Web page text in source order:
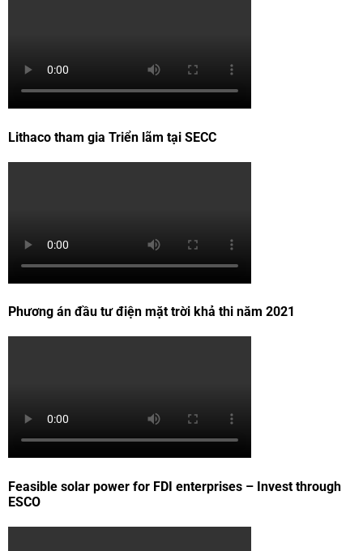
Lithaco tham gia Triển lãm tại SECC
Phương án đầu tư điện mặt trời khả thi năm 2021
Feasible solar power for FDI enterprises – Invest through
ESCO